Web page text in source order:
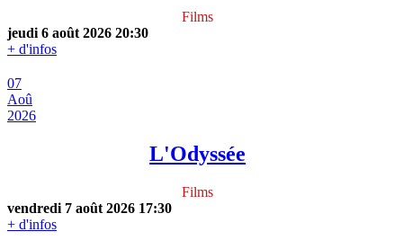
Films
jeudi 6 août 2026 20:30
+ d'infos
07
Aoû
2026
L'Odyssée
Films
vendredi 7 août 2026 17:30
+ d'infos